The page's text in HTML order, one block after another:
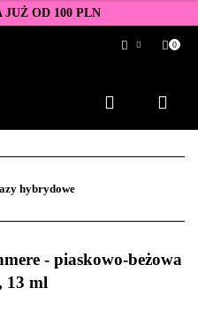
JUŻ OD 100 PLN
Zarejestruj się
Dodaj zgłoszenie
Zgody cookies
0
hybrydowe
- piaskowo-beżowa
13 ml